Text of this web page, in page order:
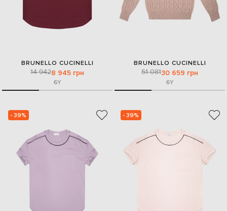
BRUNELLO CUCINELLI
14 9428 945 грн
6Y
BRUNELLO CUCINELLI
51 08130 659 грн
6Y
- 39% - 39%